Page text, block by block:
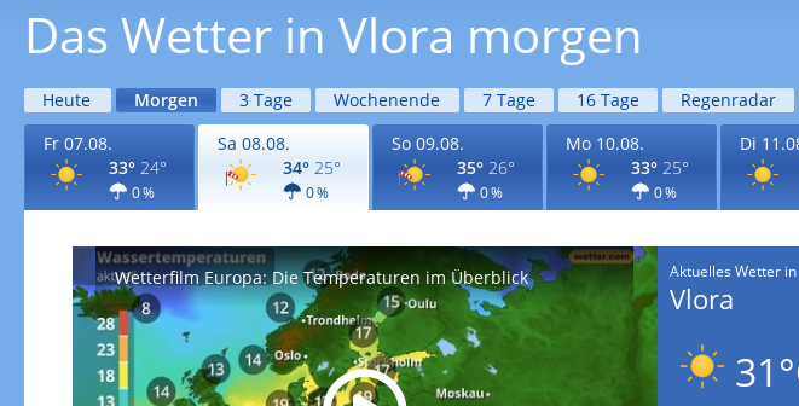
Das Wetter in Vlora morgen
Heute Morgen 3 Tage Wochenende 7 Tage 16 Tage Regenradar
Fr 07.08.
33° 24°
0 %
Sa 08.08.
34° 25°
0 %
So 09.08.
35° 26°
0 %
Mo 10.08.
33° 25°
0 %
Di
Wetterfilm Europa: Die Temperaturen im Überblick Aktuelles Wetter in
Vlora